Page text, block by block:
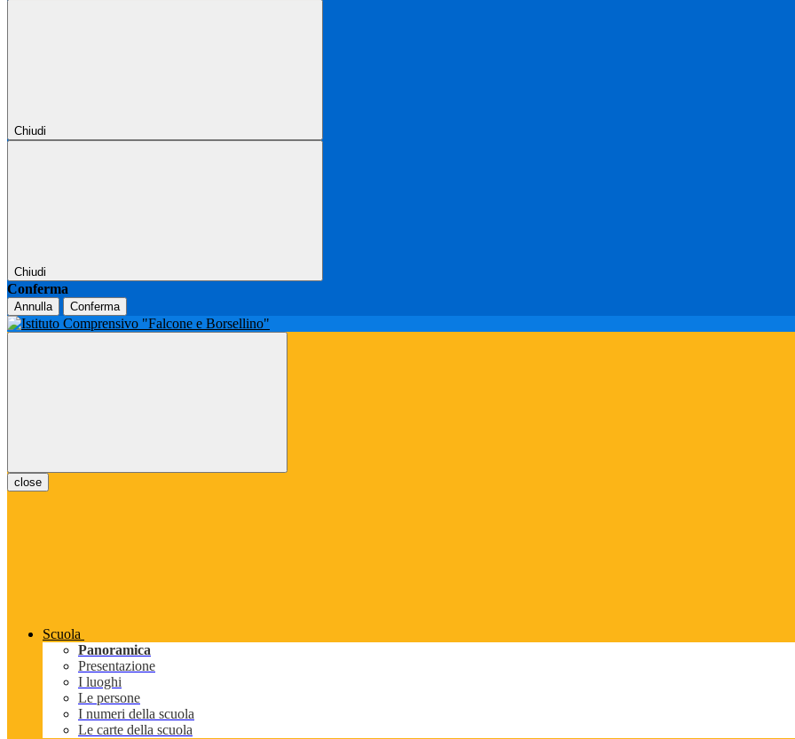
Chiudi
Chiudi
Conferma
Annulla Conferma
close
Scuola
Panoramica
Presentazione
I luoghi
Le persone
I numeri della scuola
Le carte della scuola